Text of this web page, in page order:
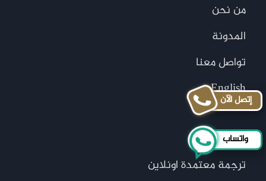
من نحن
المدونة
تواصل معنا
English
الخدمات
ترجمة معتمدة اونلاين
إتصل الآن
واتساب